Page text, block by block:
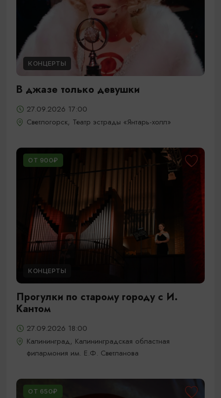
КОНЦЕРТЫ
В джазе только девушки
27.09.2026 17:00
Светлогорск, Театр эстрады «Янтарь-холл»
ОТ 900₽
КОНЦЕРТЫ
Прогулки по старому городу с И.
Кантом
27.09.2026 18:00
Калининград, Калининградская областная
филармония им. Е.Ф. Светланова
ОТ 650₽